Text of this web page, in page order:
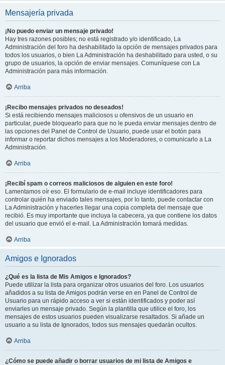
Mensajería privada
¡No puedo enviar un mensaje privado!
Hay tres razones posibles; no está registrado y/o identificado, La
Administración del foro ha deshabilitado la opción de mensajes privados para
todos los usuarios, o bien La Administración ha deshabilitado para usted, o su
grupo de usuarios, la opción de enviar mensajes. Comuníquese con La
Administración para más información.
Arriba
¡Recibo mensajes privados no deseados!
Si está recibiendo mensajes maliciosos u ofensivos de un usuario en
particular, puede bloquearlo para que no le pueda enviar mensajes dentro de
las opciones del Panel de Control de Usuario, puede usar el botón para
informar o reportar dichos mensajes a los Moderadores, o comunicarlo a La
Administración.
Arriba
¡Recibí spam o correos maliciosos de alguien en este foro!
Lamentamos oír eso. El formulario de e-mail incluye identificadores para
controlar quién ha enviado tales mensajes, por lo tanto, puede contactar con
La Administración y hacerles llegar una copia completa del mensaje que
recibió. Es muy importante que incluya la cabecera, ya que contiene los datos
del usuario que envió el e-mail. La Administración tomará medidas.
Arriba
Amigos e Ignorados
¿Qué es la lista de Mis Amigos e Ignorados?
Puede utilizar la lista para organizar otros usuarios del foro. Los usuarios
añadidos a su lista de Amigos podrán verse en en Panel de Control de
Usuario para un rápido acceso a ver si están identificados y poder así
enviarles un mensaje privado. Según la plantilla que utilice el foro, los
mensajes de estos usuarios pueden visualizarse resaltados. Si añade un
usuario a su lista de Ignorados, todos sus mensajes quedarán ocultos.
Arriba
¿Cómo se puede añadir o borrar usuarios de mi lista de Amigos e